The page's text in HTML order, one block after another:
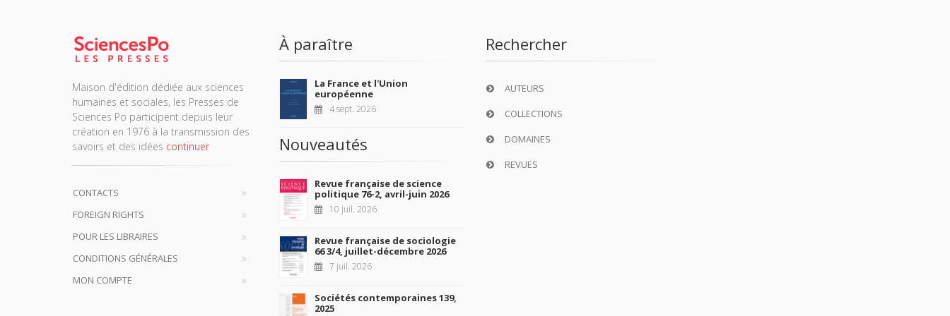
Maison d'édition dédiée aux sciences
humaines et sociales, les Presses de
Sciences Po participent depuis leur
création en 1976 à la transmission des
savoirs et des idées continuer
CONTACTS
FOREIGN RIGHTS
POUR LES LIBRAIRES
CONDITIONS GÉNÉRALES
MON COMPTE
À paraître
La France et l'Union
européenne
4 sept. 2026
Nouveautés
Revue française de science
politique 76-2, avril-juin 2026
10 juil. 2026
Revue française de sociologie
66 3/4, juillet-décembre 2026
7 juil. 2026
Sociétés contemporaines 139,
2025
Rechercher
AUTEURS
COLLECTIONS
DOMAINES
REVUES